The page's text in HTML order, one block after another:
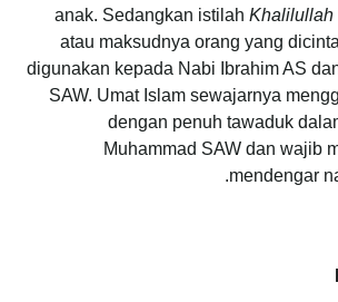
anak. Sedangkan istilah Khalilullah
atau maksudnya orang yang
digunakan kepada Nabi Ibrahim AS
SAW. Umat Islam sewajarnya
dengan penuh tawaduk
Muhammad SAW dan wajib
mendengar